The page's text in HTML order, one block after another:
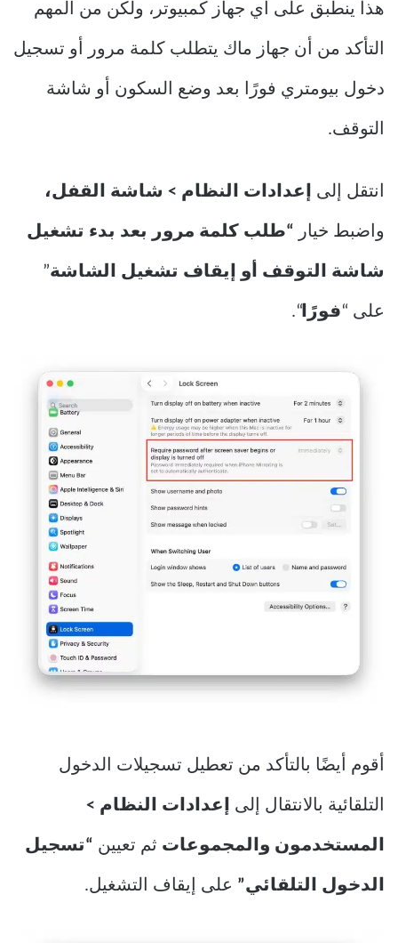
هذا ينطبق على أي جهاز كمبيوتر، ولكن من المهم
التأكد من أن جهاز ماك يتطلب كلمة مرور أو تسجيل
دخول بيومتري فورًا بعد وضع السكون أو شاشة
التوقف.
انتقل إلى إعدادات النظام > شاشة القفل،
واضبط خيار “طلب كلمة مرور بعد بدء تشغيل
شاشة التوقف أو إيقاف تشغيل الشاشة”
على “فورًا“.
أقوم أيضًا بالتأكد من تعطيل تسجيلات الدخول
التلقائية بالانتقال إلى إعدادات النظام >
المستخدمون والمجموعات ثم تعيين “تسجيل
الدخول التلقائي” على إيقاف التشغيل.